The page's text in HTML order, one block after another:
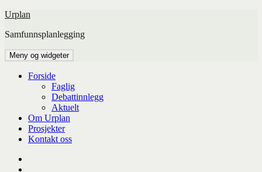
Hopp
innhold
Urplan
Samfunnsplanlegging
Meny og widgeter
Forside
Faglig
Debattinnlegg
Aktuelt
Om Urplan
Prosjekter
Kontakt oss